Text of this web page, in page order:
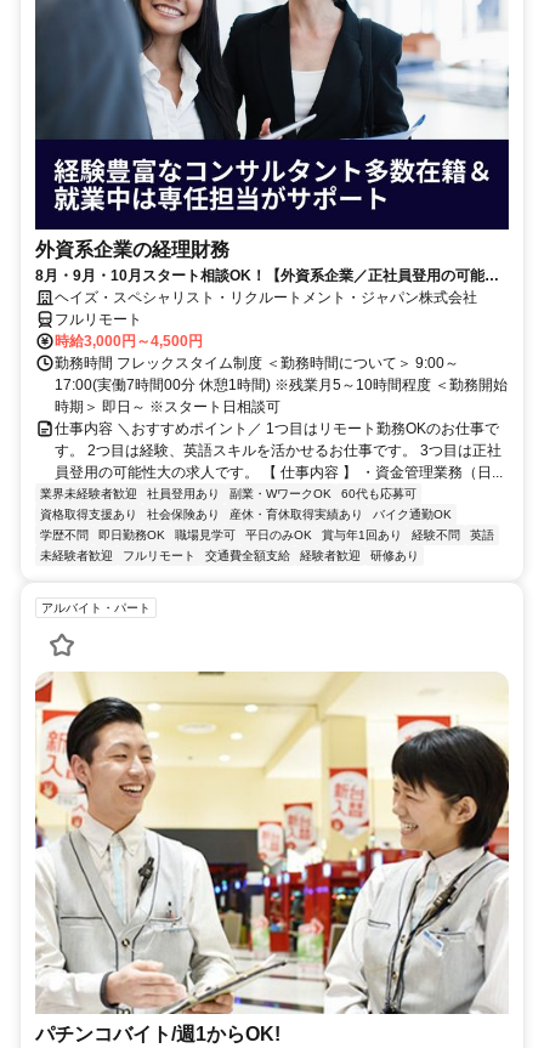
外資系企業の経理財務
8月・9月・10月スタート相談OK！【外資系企業／正社員登用の可能性
大／700万～800万／リモート勤務OK】経理財務
ヘイズ・スペシャリスト・リクルートメント・ジャパン株式会社
フルリモート
時給3,000円～4,500円
勤務時間 フレックスタイム制度 ＜勤務時間について＞ 9:00～
17:00(実働7時間00分 休憩1時間) ※残業月5～10時間程度 ＜勤務開始
時期＞ 即日～ ※スタート日相談可
仕事内容 ＼おすすめポイント／ 1つ目はリモート勤務OKのお仕事で
す。 2つ目は経験、英語スキルを活かせるお仕事です。 3つ目は正社
員登用の可能性大の求人です。 【 仕事内容 】 ・資金管理業務（日...
業界未経験者歓迎 社員登用あり 副業・WワークOK
60代も応募可
資格取得支援あり
社会保険あり 産休・育休取得実績あり
バイク通勤OK
学歴不問
即日勤務OK 職場見学可 平日のみOK 賞与年1回あり 経験不問
英語
未経験者歓迎
フルリモート 交通費全額支給 経験者歓迎 研修あり
アルバイト・パート
パチンコバイト/週1からOK!